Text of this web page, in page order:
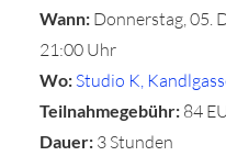
Wann: Donnerstag, 05.
21:00 Uhr
Wo:Studio K,
Teilnahmegebühr: 84
Dauer: 3 Stunden